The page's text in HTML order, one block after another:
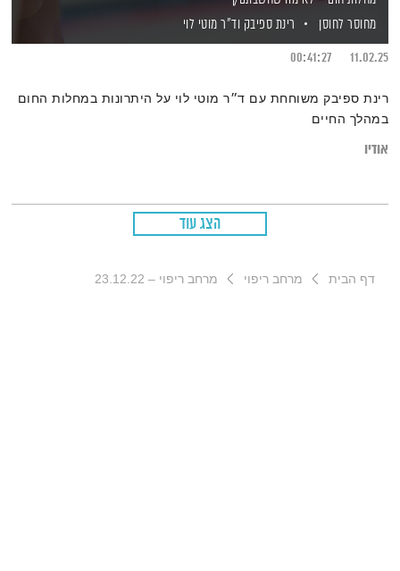
מחוסר לחוסן
רינת ספיבק וד"ר מוטי לוי
11.02.25
00:41:27
רינת ספיבק משוחחת עם ד״ר מוטי לוי על היתרונות במחלות החום
במהלך החיים
אודיו
הצג עוד
דף הבית מרחב ריפוי מרחב ריפוי – 23.12.22